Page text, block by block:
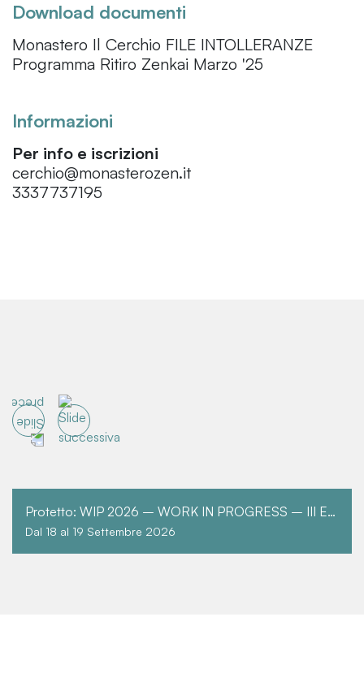
Download documenti
Monastero Il Cerchio FILE INTOLLERANZE
Programma Ritiro Zenkai Marzo '25
Informazioni
Per info e iscrizioni
cerchio@monasterozen.it
3337737195
Protetto: WIP 2026 – WORK IN PROGRESS – III EDIZIONE
Dal 18 al 19 Settembre 2026